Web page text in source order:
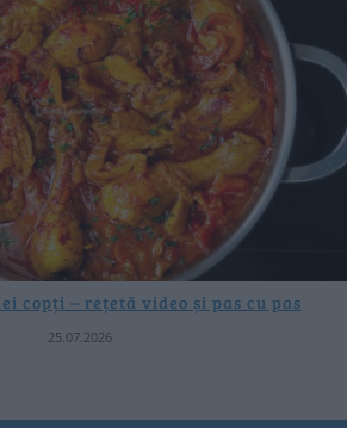
copți – rețetă video și pas cu pas
25.07.2026